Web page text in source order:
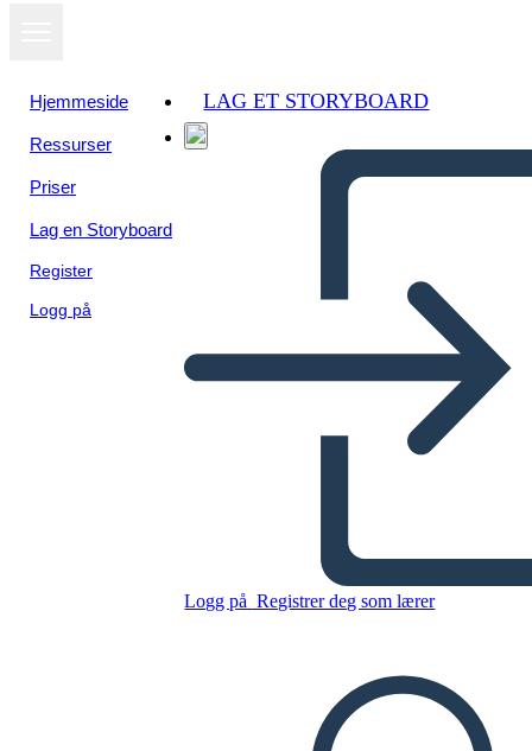
Hjemmeside
Ressurser
Priser
Lag en Storyboard
Register
Logg på
LAG ET STORYBOARD
Logg på Registrer deg som lærer
Della Ragazza Marrone
LAGE ET STORYBOARD
SPILLE AV LYSBILDEFREMVISNING